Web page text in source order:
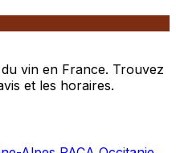
vin en France. Trouvez
et les horaires.